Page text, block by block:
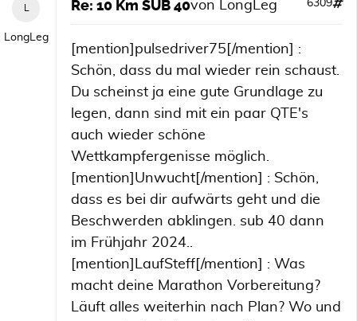
LongLeg
Re: 10 Km SUB 40 6309
von LongLeg
[mention]pulsedriver75[/mention] :
Schön, dass du mal wieder rein schaust.
Du scheinst ja eine gute Grundlage zu
legen, dann sind mit ein paar QTE's
auch wieder schöne
Wettkampfergenisse möglich.
[mention]Unwucht[/mention] : Schön,
dass es bei dir aufwärts geht und die
Beschwerden abklingen. sub 40 dann
im Frühjahr 2024..
[mention]LaufSteff[/mention] : Was
macht deine Marathon Vorbereitung?
Läuft alles weiterhin nach Plan? Wo und